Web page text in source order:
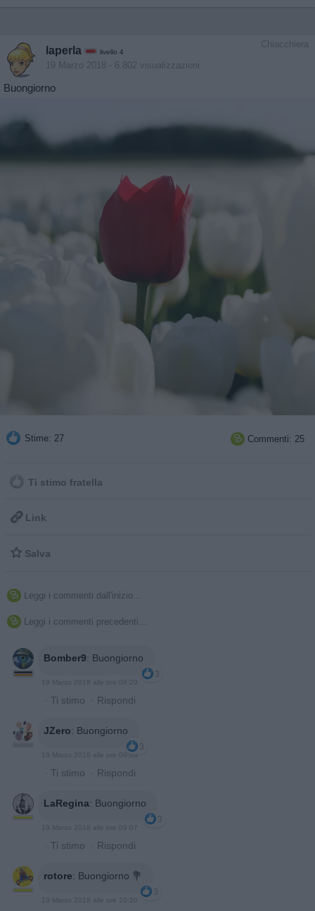
Chiacchiera
laperla livello 4
19 Marzo 2018 - 6.802 visualizzazioni
Buongiorno
Stime: 27  Commenti: 25
Ti stimo fratella
 Link
 Salva
 Leggi i commenti dall'inizio...
 Leggi i commenti precedenti...
Bomber9: Buongiorno
3
19 Marzo 2018 alle ore 08:29
· Ti stimo · Rispondi
JZero: Buongiorno
3
19 Marzo 2018 alle ore 09:03
· Ti stimo · Rispondi
LaRegina: Buongiorno
3
19 Marzo 2018 alle ore 09:07
· Ti stimo · Rispondi
rotore: Buongiorno 💐
3
19 Marzo 2018 alle ore 10:20